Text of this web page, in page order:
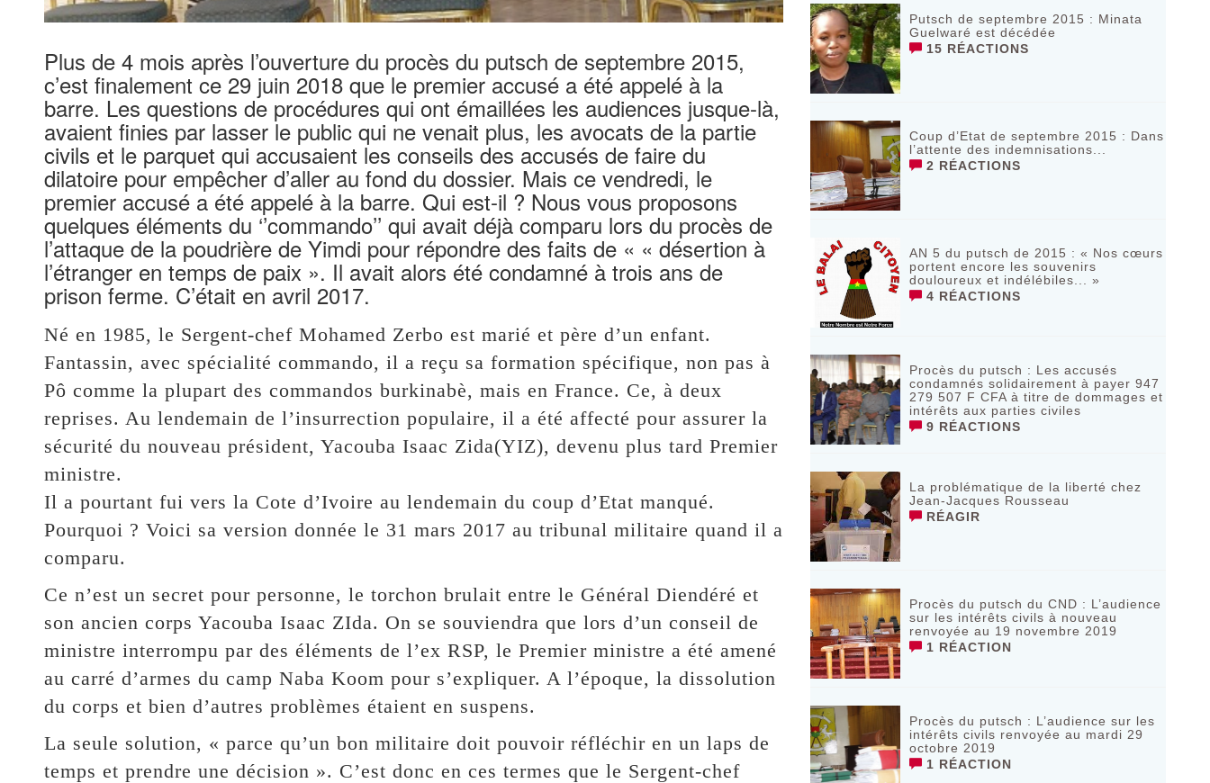
Plus de 4 mois après l’ouverture du procès du putsch de septembre 2015,
c’est finalement ce 29 juin 2018 que le premier accusé a été appelé à la
barre. Les questions de procédures qui ont émaillées les audiences jusque-là,
avaient finies par lasser le public qui ne venait plus, les avocats de la partie
civils et le parquet qui accusaient les conseils des accusés de faire du
dilatoire pour empêcher d’aller au fond du dossier. Mais ce vendredi, le
premier accusé a été appelé à la barre. Qui est-il ? Nous vous proposons
quelques éléments du ‘’commando’’ qui avait déjà comparu lors du procès de
l’attaque de la poudrière de Yimdi pour répondre des faits de « « désertion à
l’étranger en temps de paix ». Il avait alors été condamné à trois ans de
prison ferme. C’était en avril 2017.
Né en 1985, le Sergent-chef Mohamed Zerbo est marié et père d’un enfant.
Fantassin, avec spécialité commando, il a reçu sa formation spécifique, non pas à
Pô comme la plupart des commandos burkinabè, mais en France. Ce, à deux
reprises. Au lendemain de l’insurrection populaire, il a été affecté pour assurer la
sécurité du nouveau président, Yacouba Isaac Zida(YIZ), devenu plus tard Premier
ministre.
Il a pourtant fui vers la Cote d’Ivoire au lendemain du coup d’Etat manqué.
Pourquoi ? Voici sa version donnée le 31 mars 2017 au tribunal militaire quand il a
comparu.
Ce n’est un secret pour personne, le torchon brulait entre le Général Diendéré et
son ancien corps Yacouba Isaac ZIda. On se souviendra que lors d’un conseil de
ministre interrompu par des éléments de l’ex RSP, le Premier ministre a été amené
au carré d’armes du camp Naba Koom pour s’expliquer. A l’époque, la dissolution
du corps et bien d’autres problèmes étaient en suspens.
La seule solution, « parce qu’un bon militaire doit pouvoir réfléchir en un laps de
temps et prendre une décision ». C’est donc en ces termes que le Sergent-chef
Putsch de septembre 2015 : Minata
Guelwaré est décédée
15 RÉACTIONS
Coup d’Etat de septembre 2015 : Dans
l’attente des indemnisations...
2 RÉACTIONS
AN 5 du putsch de 2015 : « Nos cœurs
portent encore les souvenirs
douloureux et indélébiles... »
4 RÉACTIONS
Procès du putsch : Les accusés
condamnés solidairement à payer 947
279 507 F CFA à titre de dommages et
intérêts aux parties civiles
9 RÉACTIONS
La problématique de la liberté chez
Jean-Jacques Rousseau
RÉAGIR
Procès du putsch du CND : L’audience
sur les intérêts civils à nouveau
renvoyée au 19 novembre 2019
1 RÉACTION
Procès du putsch : L’audience sur les
intérêts civils renvoyée au mardi 29
octobre 2019
1 RÉACTION